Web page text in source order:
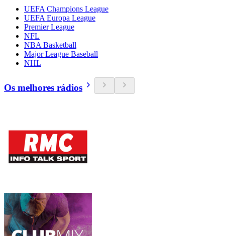
UEFA Champions League
UEFA Europa League
Premier League
NFL
NBA Basketball
Major League Baseball
NHL
Os melhores rádios